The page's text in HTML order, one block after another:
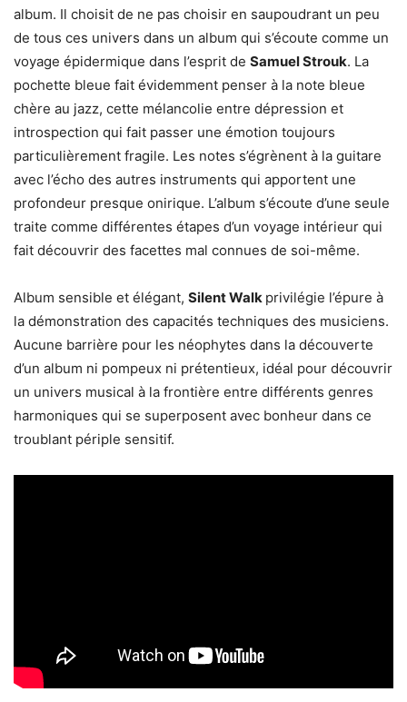
album. Il choisit de ne pas choisir en saupoudrant un peu
de tous ces univers dans un album qui s’écoute comme un
voyage épidermique dans l’esprit de Samuel Strouk. La
pochette bleue fait évidemment penser à la note bleue
chère au jazz, cette mélancolie entre dépression et
introspection qui fait passer une émotion toujours
particulièrement fragile. Les notes s’égrènent à la guitare
avec l’écho des autres instruments qui apportent une
profondeur presque onirique. L’album s’écoute d’une seule
traite comme différentes étapes d’un voyage intérieur qui
fait découvrir des facettes mal connues de soi-même.
Album sensible et élégant, Silent Walk privilégie l’épure à
la démonstration des capacités techniques des musiciens.
Aucune barrière pour les néophytes dans la découverte
d’un album ni pompeux ni prétentieux, idéal pour découvrir
un univers musical à la frontière entre différents genres
harmoniques qui se superposent avec bonheur dans ce
troublant périple sensitif.